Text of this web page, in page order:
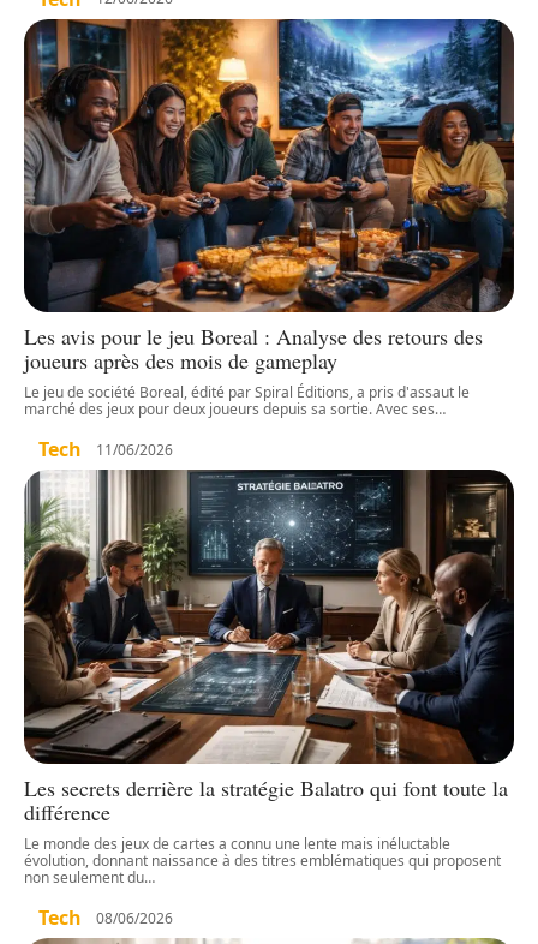
Les avis pour le jeu Boreal : Analyse des retours des
joueurs après des mois de gameplay
Le jeu de société Boreal, édité par Spiral Éditions, a pris d'assaut le
marché des jeux pour deux joueurs depuis sa sortie. Avec ses…
Tech 11/06/2026
Les secrets derrière la stratégie Balatro qui font toute la
différence
Le monde des jeux de cartes a connu une lente mais inéluctable
évolution, donnant naissance à des titres emblématiques qui proposent
non seulement du…
Tech 08/06/2026